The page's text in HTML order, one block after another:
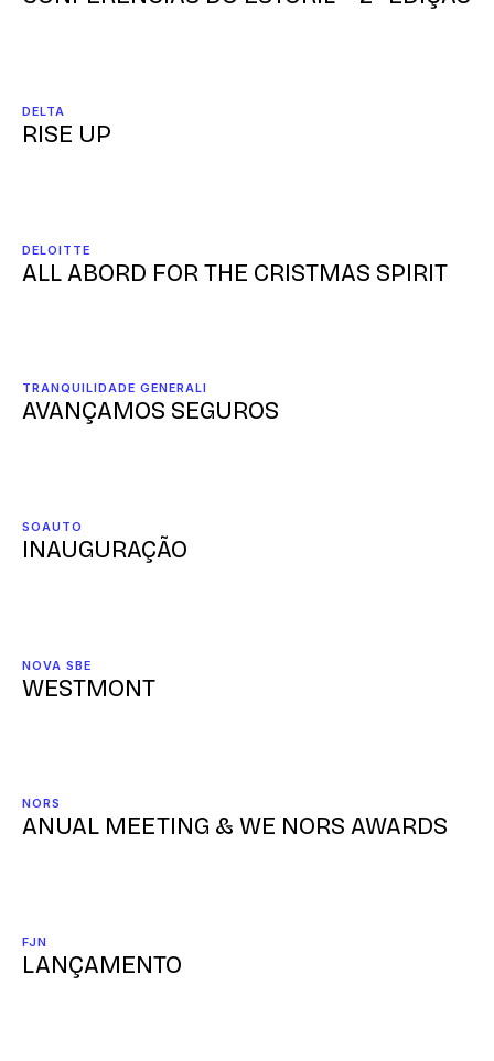
DELTA
RISE UP
DELOITTE
ALL ABORD FOR THE CRISTMAS SPIRIT
TRANQUILIDADE GENERALI
AVANÇAMOS SEGUROS
SOAUTO
INAUGURAÇÃO
NOVA SBE
WESTMONT
NORS
ANUAL MEETING & WE NORS AWARDS
FJN
LANÇAMENTO